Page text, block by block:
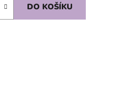
DO KOŠÍKU